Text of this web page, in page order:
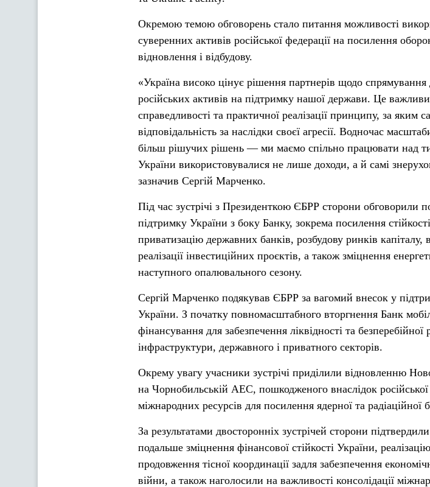
Окремою темою обговорень стало питання можливості
суверенних активів російської федерації на посилення
відновлення і відбудову.
«Україна високо цінує рішення партнерів щодо спрямування
російських активів на підтримку нашої держави. Це
справедливості та практичної реалізації принципу, за яким
відповідальність за наслідки своєї агресії. Водночас
більш рішучих рішень — ми маємо спільно працювати над
України використовувалися не лише доходи, а й самі
зазначив Сергій Марченко.
Під час зустрічі з Президенткою ЄБРР сторони обговорили
підтримку України з боку Банку, зокрема посилення
приватизацію державних банків, розбудову ринків
реалізації інвестиційних проєктів, а також зміцнення
наступного опалювального сезону.
Сергій Марченко подякував ЄБРР за вагомий внесок у
України. З початку повномасштабного вторгнення Банк
фінансування для забезпечення ліквідності та
інфраструктури, державного і приватного секторів.
Окрему увагу учасники зустрічі приділили відновленню
на Чорнобильській АЕС, пошкодженого внаслідок
міжнародних ресурсів для посилення ядерної та радіаційної
За результатами двосторонніх зустрічей сторони
подальше зміцнення фінансової стійкості України,
продовження тісної координації задля забезпечення
війни, а також наголосили на важливості консолідації